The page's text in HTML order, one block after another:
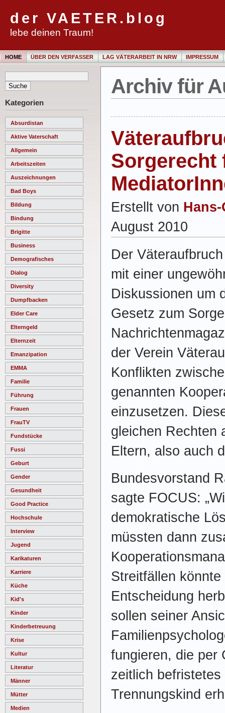
der VAETER.blog
lebe deinen Traum!
HOME ÜBER DEN VERFASSER LAG VÄTERARBEIT IN NRW IMPRESSUM
Kategorien
Absurdistan
Aktive Vaterschaft
Allgemein
Arbeitszeiten
Auszeichnungen
Bad Boys
Bildung
Bindung
Brigitte
Business
Demografisches
Dialog
Diversity
Dumpfbacken
Elder Care
Elterngeld
Elternzeit
Emanzipation
EMMA
Familie
Führung
Frauen
FrauTV
Fundstücke
Fussi
Geburt
Gender
Gesundheit
Good Practice
Hochschule
Interview
Jugend
Karikaturen
Karriere
Küche
Kid's
Kinder
Kinderbetreuung
Krise
Kultur
Literatur
Männer
Mütter
Medien
Archiv für
Sorgerecht
Erstellt von
August 2010
Der
mit einer
Diskussionen um
Gesetz zum
der Verein
Konflikten
genannten
einzusetzen.
gleichen Rechten
Eltern, also auch
Bundesvorstand
sagte FOCUS:
demokratische
müssten dann
Streitfällen
Entscheidung
sollen seiner
fungieren, die per
zeitlich
Trennungskind